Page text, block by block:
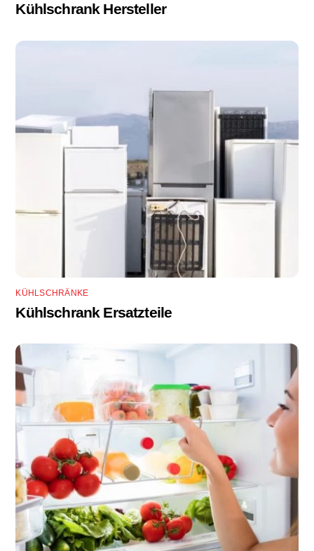
Kühlschrank Hersteller
KÜHLSCHRÄNKE
Kühlschrank Ersatzteile